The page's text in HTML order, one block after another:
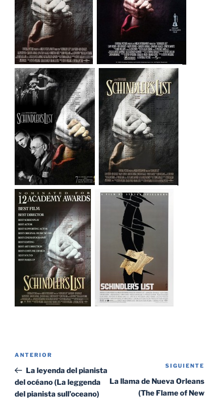
entradas
Entrada
anterior:
ANTERIOR
La leyenda del pianista
del océano (La leggenda
del pianista sull’oceano)
SIGUIENTE
La llama de Nueva Orleans
(The Flame of New